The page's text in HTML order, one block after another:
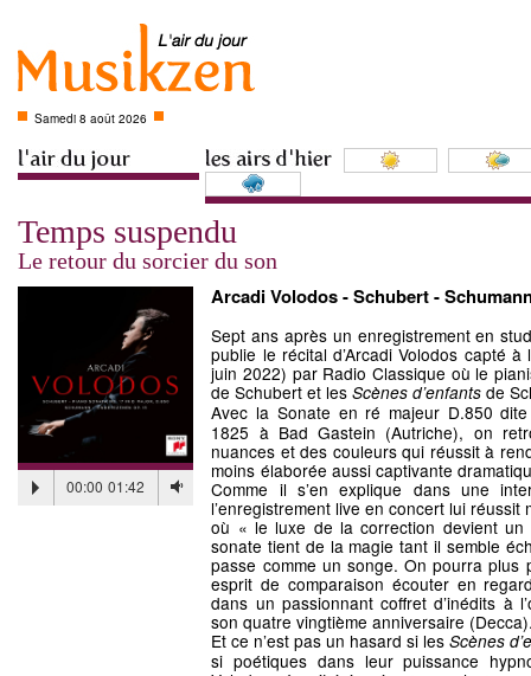
Samedi 8 août 2026
Temps suspendu
Le retour du sorcier du son
00:00 01:42
Arcadi Volodos - Schubert -
Sept ans après un enregistrement en
publie le récital d’Arcadi Volodos capté
juin 2022) par Radio Classique où le
de Schubert et lesScènes d’enfants de
Avec la Sonate en ré majeur D.850
1825 à Bad Gastein (Autriche), on
nuances et des couleurs qui réussit à
moins élaborée aussi captivante
Comme il s’en explique dans une
l’enregistrement live en concert lui
où « le luxe de la correction devient
sonate tient de la magie tant il semble
passe comme un songe. On pourra plus
esprit de comparaison écouter en
dans un passionnant coffret d’inédits à
son quatre vingtième anniversaire
Et ce n’est pas un hasard si lesScènes
si poétiques dans leur puissance